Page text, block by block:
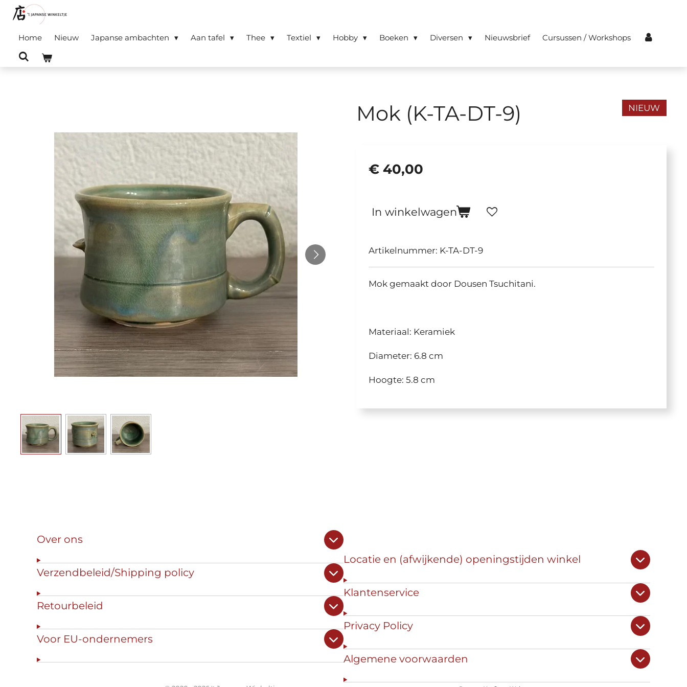
Ga
naar
Home Nieuw Japanse ambachten Aan tafel Thee Textiel Hobby Boeken Diversen Nieuwsbrief Cursussen / Workshops
Mok (K-TA-DT-9) NIEUW
€ 40,00
In winkelwagen
Artikelnummer: K-TA-DT-9
Mok gemaakt door Dousen Tsuchitani.
Materiaal: Keramiek
Diameter: 6.8 cm
Hoogte: 5.8 cm
Over ons
Verzendbeleid/Shipping policy
Retourbeleid
Voor EU-ondernemers
Locatie en (afwijkende) openingstijden winkel
Klantenservice
Privacy Policy
Algemene voorwaarden